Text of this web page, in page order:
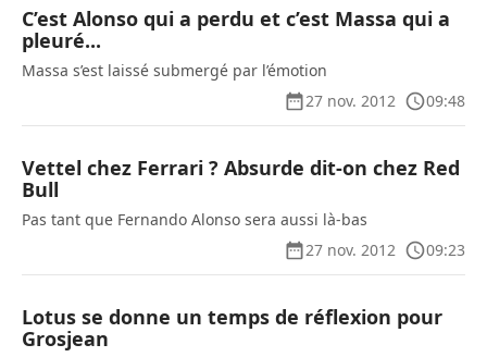
C’est Alonso qui a perdu et c’est Massa qui a
pleuré...
Massa s’est laissé submergé par l’émotion
27 nov. 2012
09:48
Vettel chez Ferrari ? Absurde dit-on chez Red
Bull
Pas tant que Fernando Alonso sera aussi là-bas
27 nov. 2012
09:23
Lotus se donne un temps de réflexion pour
Grosjean